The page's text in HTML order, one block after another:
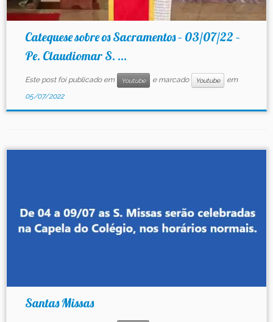
Catequese sobre os Sacramentos – 03/07/22 –
Pe. Claudiomar S. ...
Este post foi publicado em Youtube e marcado Youtube
em
05/07/2022
Santas Missas